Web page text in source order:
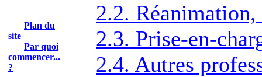
Plan du
site
Par quoi
commencer...
?
2.2.
2.3. Prise-en-
2.4. Autres